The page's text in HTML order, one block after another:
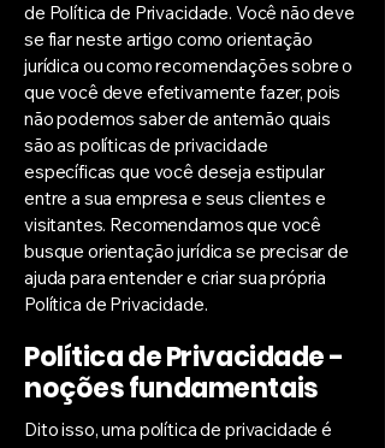
de Política de Privacidade. Você não deve
se fiar neste artigo como orientação
jurídica ou como recomendações sobre o
que você deve efetivamente fazer, pois
não podemos saber de antemão quais
são as políticas de privacidade
específicas que você deseja estipular
entre a sua empresa e seus clientes e
visitantes. Recomendamos que você
busque orientação jurídica se precisar de
ajuda para entender e criar sua própria
Política de Privacidade.
Política de Privacidade -
noções fundamentais
Dito isso, uma política de privacidade é